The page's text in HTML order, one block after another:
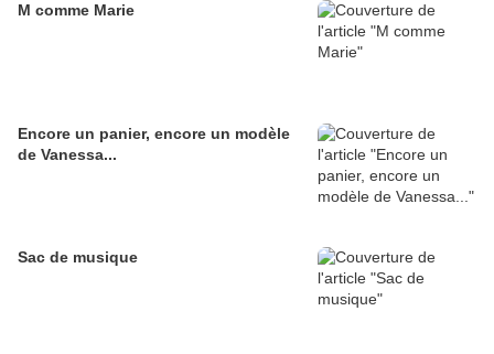
M comme Marie
Encore un panier, encore un modèle
de Vanessa...
Sac de musique